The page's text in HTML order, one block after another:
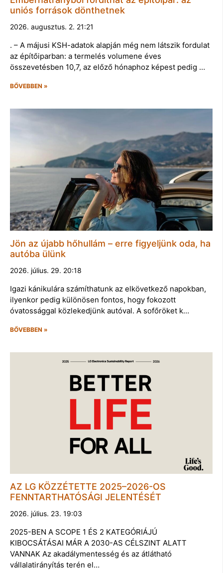
uniós források dönthetnek
2026. augusztus. 2. 21:21
. – A májusi KSH-adatok alapján még nem látszik fordulat
az építőiparban: a termelés volumene éves
összevetésben 10,7, az előző hónaphoz képest pedig …
BŐVEBBEN »
Jön az újabb hőhullám – erre figyeljünk oda, ha
autóba ülünk
2026. július. 29. 20:18
Igazi kánikulára számíthatunk az elkövetkező napokban,
ilyenkor pedig különösen fontos, hogy fokozott
óvatossággal közlekedjünk autóval. A sofőröket k…
BŐVEBBEN »
AZ LG KÖZZÉTETTE 2025–2026-OS
FENNTARTHATÓSÁGI JELENTÉSÉT
2026. július. 23. 19:03
2025-BEN A SCOPE 1 ÉS 2 KATEGÓRIÁJÚ
KIBOCSÁTÁSAI MÁR A 2030-AS CÉLSZINT ALATT
VANNAK Az akadálymentesség és az átlátható
vállalatirányítás terén el…